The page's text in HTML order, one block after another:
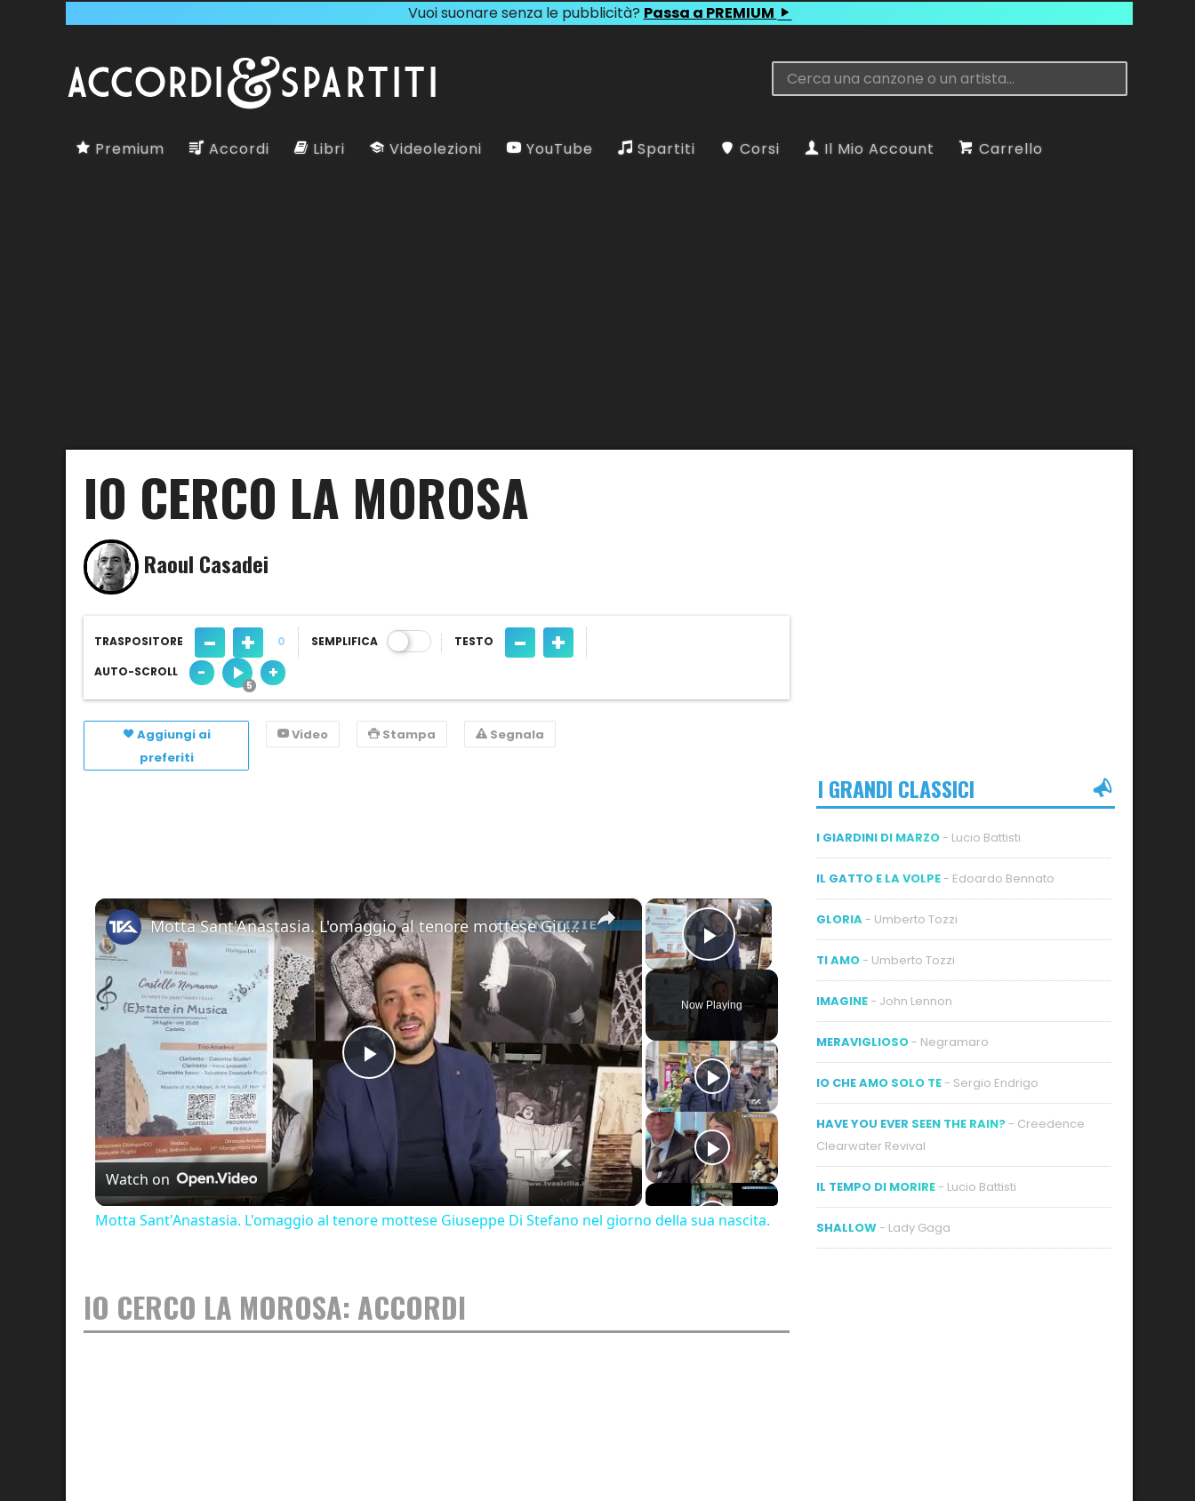
Vuoi suonare senza le pubblicità? Passa a PREMIUM
Premium Accordi Libri Videolezioni YouTube Spartiti Corsi Il Mio Account Carrello
IO CERCO LA MOROSA
Raoul Casadei
TRASPOSITORE - + 0 SEMPLIFICA TESTO - +
AUTO-SCROLL - +
Aggiungi ai
preferiti
Video Stampa Segnala
×
Play Video
Now Playing
×
Play
Motta Sant'Anastasia. L'omaggio al tenore mottese Giuseppe Di Stefano nel giorno della sua nascita.
Watch on
Motta Sant'Anastasia. L'omaggio al tenore mottese Giuseppe Di Stefano nel giorno della sua nascita.
IO CERCO LA MOROSA: ACCORDI
I GRANDI CLASSICI
I GIARDINI DI MARZO - Lucio Battisti
IL GATTO E LA VOLPE - Edoardo Bennato
GLORIA - Umberto Tozzi
TI AMO - Umberto Tozzi
IMAGINE - John Lennon
MERAVIGLIOSO - Negramaro
IO CHE AMO SOLO TE - Sergio Endrigo
HAVE YOU EVER SEEN THE RAIN? - Creedence
Clearwater Revival
IL TEMPO DI MORIRE - Lucio Battisti
SHALLOW - Lady Gaga